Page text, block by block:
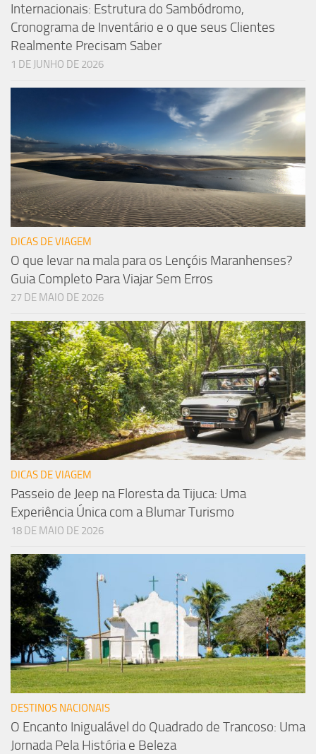
Internacionais: Estrutura do Sambódromo,
Cronograma de Inventário e o que seus Clientes
Realmente Precisam Saber
1 DE JUNHO DE 2026
DICAS DE VIAGEM
O que levar na mala para os Lençóis Maranhenses?
Guia Completo Para Viajar Sem Erros
27 DE MAIO DE 2026
DICAS DE VIAGEM
Passeio de Jeep na Floresta da Tijuca: Uma
Experiência Única com a Blumar Turismo
18 DE MAIO DE 2026
DESTINOS NACIONAIS
O Encanto Inigualável do Quadrado de Trancoso: Uma
Jornada Pela História e Beleza